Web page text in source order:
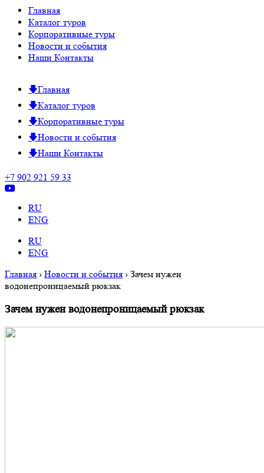
Главная
Каталог туров
Корпоративные туры
Новости и события
Наши Контакты
Главная
Каталог туров
Корпоративные туры
Новости и события
Наши Контакты
+7 902 921 59 33
RU
ENG
RU
ENG
Главная › Новости и события › Зачем нужен
водонепроницаемый рюкзак
Зачем нужен водонепроницаемый рюкзак